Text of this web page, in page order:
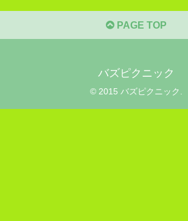
PAGE TOP
バズピクニック
© 2015 バズピクニック.